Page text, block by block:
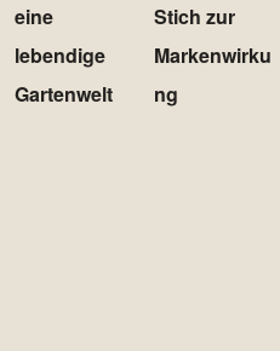
eine
lebendige
Gartenwelt
Stich zur
Markenwirku
ng